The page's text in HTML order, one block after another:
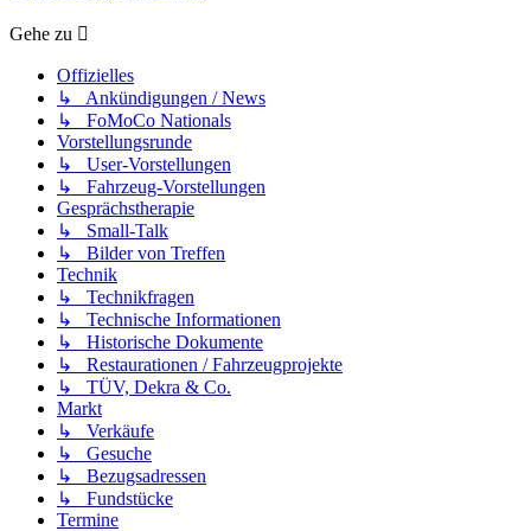
Gehe zu
Offizielles
↳ Ankündigungen / News
↳ FoMoCo Nationals
Vorstellungsrunde
↳ User-Vorstellungen
↳ Fahrzeug-Vorstellungen
Gesprächstherapie
↳ Small-Talk
↳ Bilder von Treffen
Technik
↳ Technikfragen
↳ Technische Informationen
↳ Historische Dokumente
↳ Restaurationen / Fahrzeugprojekte
↳ TÜV, Dekra & Co.
Markt
↳ Verkäufe
↳ Gesuche
↳ Bezugsadressen
↳ Fundstücke
Termine